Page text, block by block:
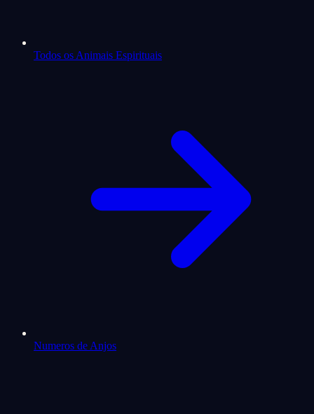
Todos os Animais Espirituais
Numeros de Anjos